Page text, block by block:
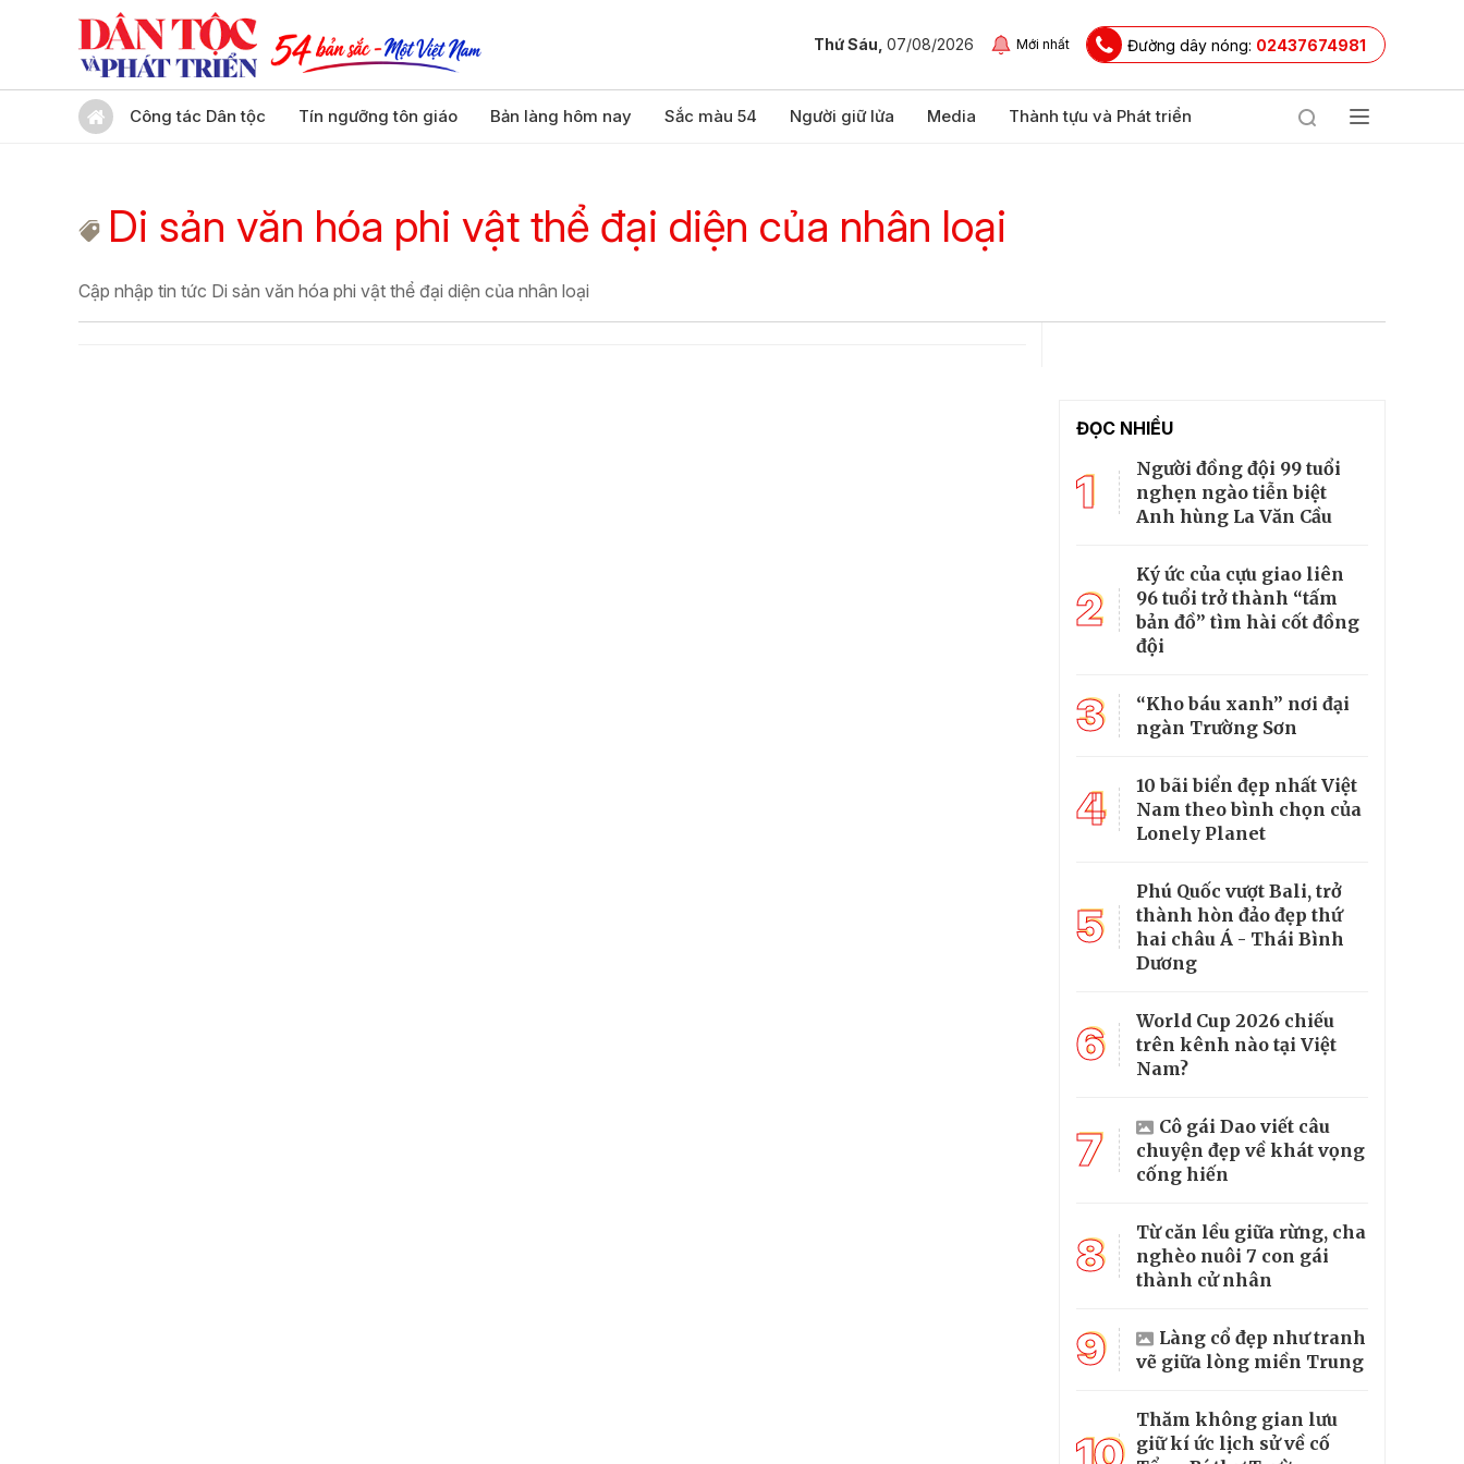
Thứ Sáu, 07/08/2026 Mới nhất Đường dây nóng: 02437674981
Công tác Dân tộc Tín ngưỡng tôn giáo Bản làng hôm nay Sắc màu 54 Người giữ lửa Media Thành tựu và Phát triển
Di sản văn hóa phi vật thể đại diện của nhân loại
Cập nhập tin tức Di sản văn hóa phi vật thể đại diện của nhân loại
ĐỌC NHIỀU
1
Người đồng đội 99 tuổi
nghẹn ngào tiễn biệt
Anh hùng La Văn Cầu
2
Ký ức của cựu giao liên
96 tuổi trở thành “tấm
bản đồ” tìm hài cốt đồng
đội
3
“Kho báu xanh” nơi đại
ngàn Trường Sơn
4
10 bãi biển đẹp nhất Việt
Nam theo bình chọn của
Lonely Planet
5
Phú Quốc vượt Bali, trở
thành hòn đảo đẹp thứ
hai châu Á - Thái Bình
Dương
6
World Cup 2026 chiếu
trên kênh nào tại Việt
Nam?
7
Cô gái Dao viết câu
chuyện đẹp về khát vọng
cống hiến
8
Từ căn lều giữa rừng, cha
nghèo nuôi 7 con gái
thành cử nhân
9
Làng cổ đẹp như tranh
vẽ giữa lòng miền Trung
Thăm không gian lưu
giữ kí ức lịch sử về cố